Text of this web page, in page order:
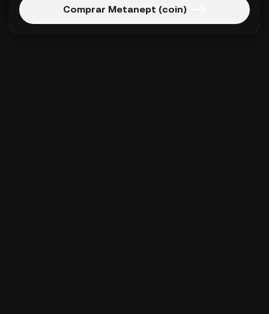
Comprar Metanept (coin)